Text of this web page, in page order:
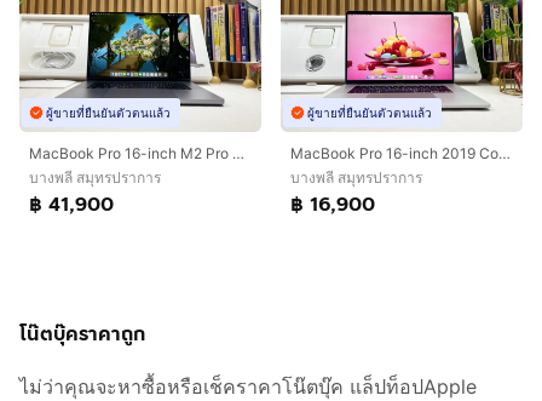
ผู้ขายที่ยืนยันตัวตนแล้ว
MacBook Pro 16-inch M2 Pro 2023 Ram16GB SSD512GB Space Gray
บางพลี สมุทรปราการ
฿ 41,900
ผู้ขายที่ยืนยันตัวตนแล้ว
MacBook Pro 16-inch 2019 Core i7 Ram16GB SSD512GB Silver
บางพลี สมุทรปราการ
฿ 16,900
โน๊ตบุ๊คราคาถูก
ไม่ว่าคุณจะหาซื้อหรือเช็คราคาโน๊ตบุ๊ค แล็ปท็อปApple